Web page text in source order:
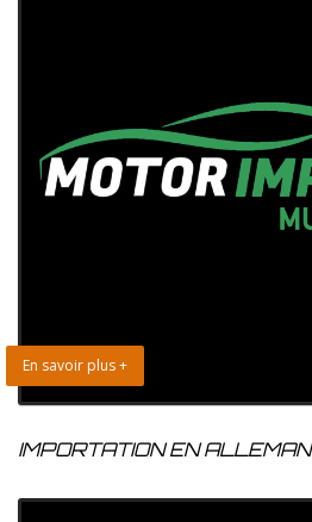
En savoir plus +
IMPORTATION EN